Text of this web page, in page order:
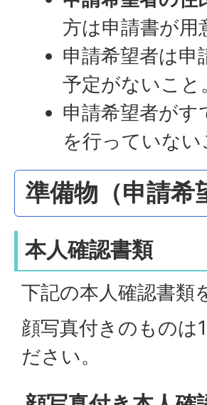
方は申請書が用
申請希望者は申
予定がないこと
申請希望者が
を行っていない
準備物（申請希
本人確認書類
下記の本人確認書類
顔写真付きのものは
ださい。